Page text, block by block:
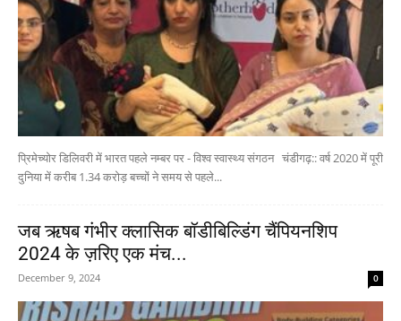
प्रिमेच्योर डिलिवरी में भारत पहले नम्बर पर - विश्व स्वास्थ्य संगठन चंडीगढ़:: वर्ष 2020 में पूरी
दुनिया में करीब 1.34 करोड़ बच्चों ने समय से पहले...
जब ऋषब गंभीर क्लासिक बॉडीबिल्डिंग चैंपियनशिप
2024 के ज़रिए एक मंच...
December 9, 2024 0